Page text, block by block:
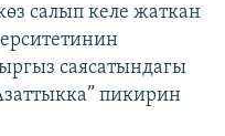
салып келе жаткан
саясатындагы
пикирин